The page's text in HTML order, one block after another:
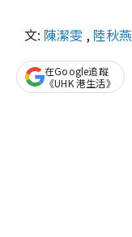
文: 陳潔雯 , 陸秋燕
在Google追蹤
《UHK 港生活》